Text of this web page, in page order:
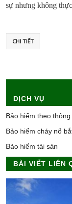
sự nhưng không
CHI TIẾT
DỊCH VỤ
Bảo hiểm theo
Bảo hiểm cháy nổ
Bảo hiểm tài sản
BÀI VIẾT LIÊN